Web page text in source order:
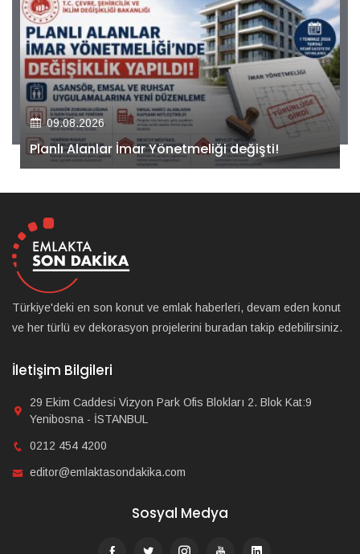
09.08.2026
Kiler GYO’dan Pendik Dolayoba projesiyle ilgili
önemli adım!
Türkiye'deki en son konut ve emlak haberleri, devam eden konut
ve her türlü ev dekorasyon projelerini buradan takip edebilirsiniz.
İletişim Bilgileri
29 Ekim Caddesi Vizyon Park Ofis Blokları 2. Blok Kat:9
Yenibosna - İSTANBUL
0212 454 4200
editor@emlaktasondakika.com
Sosyal Medya